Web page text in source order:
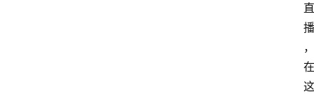
直
播
，
在
这